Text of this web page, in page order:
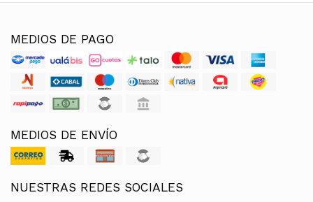
MEDIOS DE PAGO
MEDIOS DE ENVÍO
NUESTRAS REDES SOCIALES